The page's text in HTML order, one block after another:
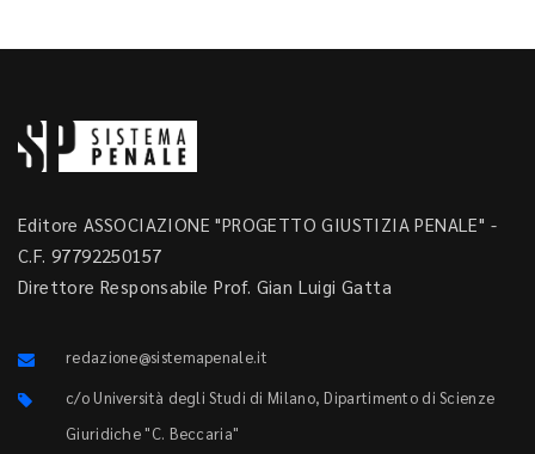
Editore ASSOCIAZIONE "PROGETTO GIUSTIZIA PENALE" -
C.F. 97792250157
Direttore Responsabile Prof. Gian Luigi Gatta
redazione@sistemapenale.it
c/o Università degli Studi di Milano, Dipartimento di Scienze
Giuridiche "C. Beccaria"